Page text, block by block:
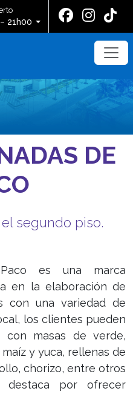
21h00
DE
segundo piso.
es una marca
en la elaboración de
con una variedad de
los clientes pueden
con masas de verde,
y yuca, rellenas de
chorizo, entre otros
destaca por ofrecer